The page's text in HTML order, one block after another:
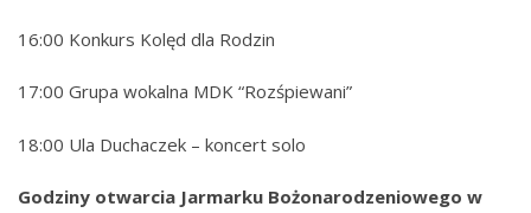
16:00 Konkurs Kolęd dla Rodzin
17:00 Grupa wokalna MDK “Rozśpiewani”
18:00 Ula Duchaczek – koncert solo
Godziny otwarcia Jarmarku Bożonarodzeniowego w